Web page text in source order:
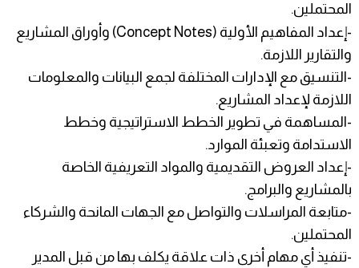
المحتملين.
-إعداد المفاهيم الأولية (Concept Notes) وأوراق المشاريع
والتقارير اللازمة.
-التنسيق مع الإدارات المختلفة لجمع البيانات والمعلومات
اللازمة لإعداد المشاريع.
-المساهمة في تطوير الخطط الاستراتيجية وخطط
الاستدامة وتعبئة الموارد.
-إعداد العروض التقديمية والمواد التعريفية الخاصة
بالمشاريع والبرامج.
-متابعة المراسلات والتواصل مع الجهات المانحة والشركاء
المحتملين.
-تنفيذ أي مهام أخرى ذات علاقة يكلف بها من قبل المدير